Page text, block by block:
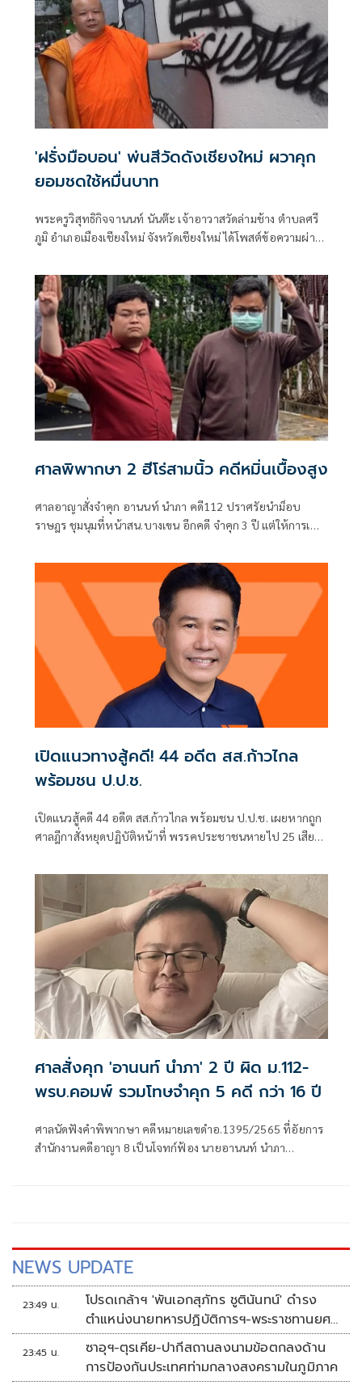
'ฝรั่งมือบอน' พ่นสีวัดดังเชียงใหม่ ผวาคุก
ยอมชดใช้หมื่นบาท
พระครูวิสุทธิกิจจานนท์ นันต๊ะ เจ้าอาวาสวัดล่ามช้าง ตำบลศรี
ภูมิ อำเภอเมืองเชียงใหม่ จังหวัดเชียงใหม่ ได้โพสต์ข้อความผ่าน
ศาลพิพากษา 2 ฮีโร่สามนิ้ว คดีหมิ่นเบื้องสูง
ศาลอาญาสั่งจำคุก อานนท์ นำภา คดี112 ปราศรัยนำม็อบ
ราษฎร ชุมนุมที่หน้าสน.บางเขน อีกคดี จำคุก 3 ปี แต่ให้การเป็น
อื่น ส่วนเพนกวิน หลบหนีออกนอกประเทศ ศาลให้ออกหมาย
จับและสั่งจำหน่ายคดีชั่วคราว รวมโดน7 คดี20 ปี
เปิดแนวทางสู้คดี! 44 อดีต สส.ก้าวไกล
พร้อมชน ป.ป.ช.
เปิดแนวสู้คดี 44 อดีต สส.ก้าวไกล พร้อมชน ป.ป.ช. เผยหากถูก
ศาลฎีกาสั่งหยุดปฏิบัติหน้าที่ พรรคประชาชนหายไป 25 เสียง
ศาลสั่งคุก 'อานนท์ นำภา' 2 ปี ผิด ม.112-
พรบ.คอมพ์ รวมโทษจำคุก 5 คดี กว่า 16 ปี
ศาลนัดฟังคำพิพากษา คดีหมายเลขดำอ.1395/2565 ที่อัยการ
สำนักงานคดีอาญา 8 เป็นโจทก์ฟ้อง นายอานนท์ นำภา
NEWS UPDATE
23:49 น.
โปรดเกล้าฯ 'พันเอกสุภัทร ชูตินันทน์' ดำรง
ตำแหน่งนายทหารปฏิบัติการฯ-พระราชทานยศ
'พลตรี'
23:45 น.
ซาอุฯ-ตุรเคีย-ปากีสถานลงนามข้อตกลงด้าน
การป้องกันประเทศท่ามกลางสงครามในภูมิภาค